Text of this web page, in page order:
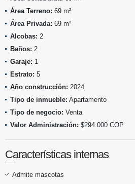
Área Terreno: 69 m²
Área Privada: 69 m²
Alcobas: 2
Baños: 2
Garaje: 1
Estrato: 5
Año construcción: 2024
Tipo de inmueble: Apartamento
Tipo de negocio: Venta
Valor Administración: $294.000 COP
Características internas
Admite mascotas